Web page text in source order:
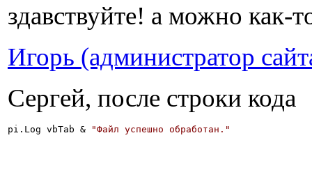
здавствуйте! а можно как-
Игорь (администратор
Сергей, после строки кода
pi.Log vbTab & "Файл успешно обработан."